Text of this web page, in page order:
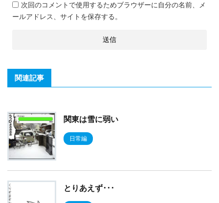
次回のコメントで使用するためブラウザーに自分の名前、メ
ールアドレス、サイトを保存する。
関連記事
関東は雪に弱い
日常編
とりあえず･･･